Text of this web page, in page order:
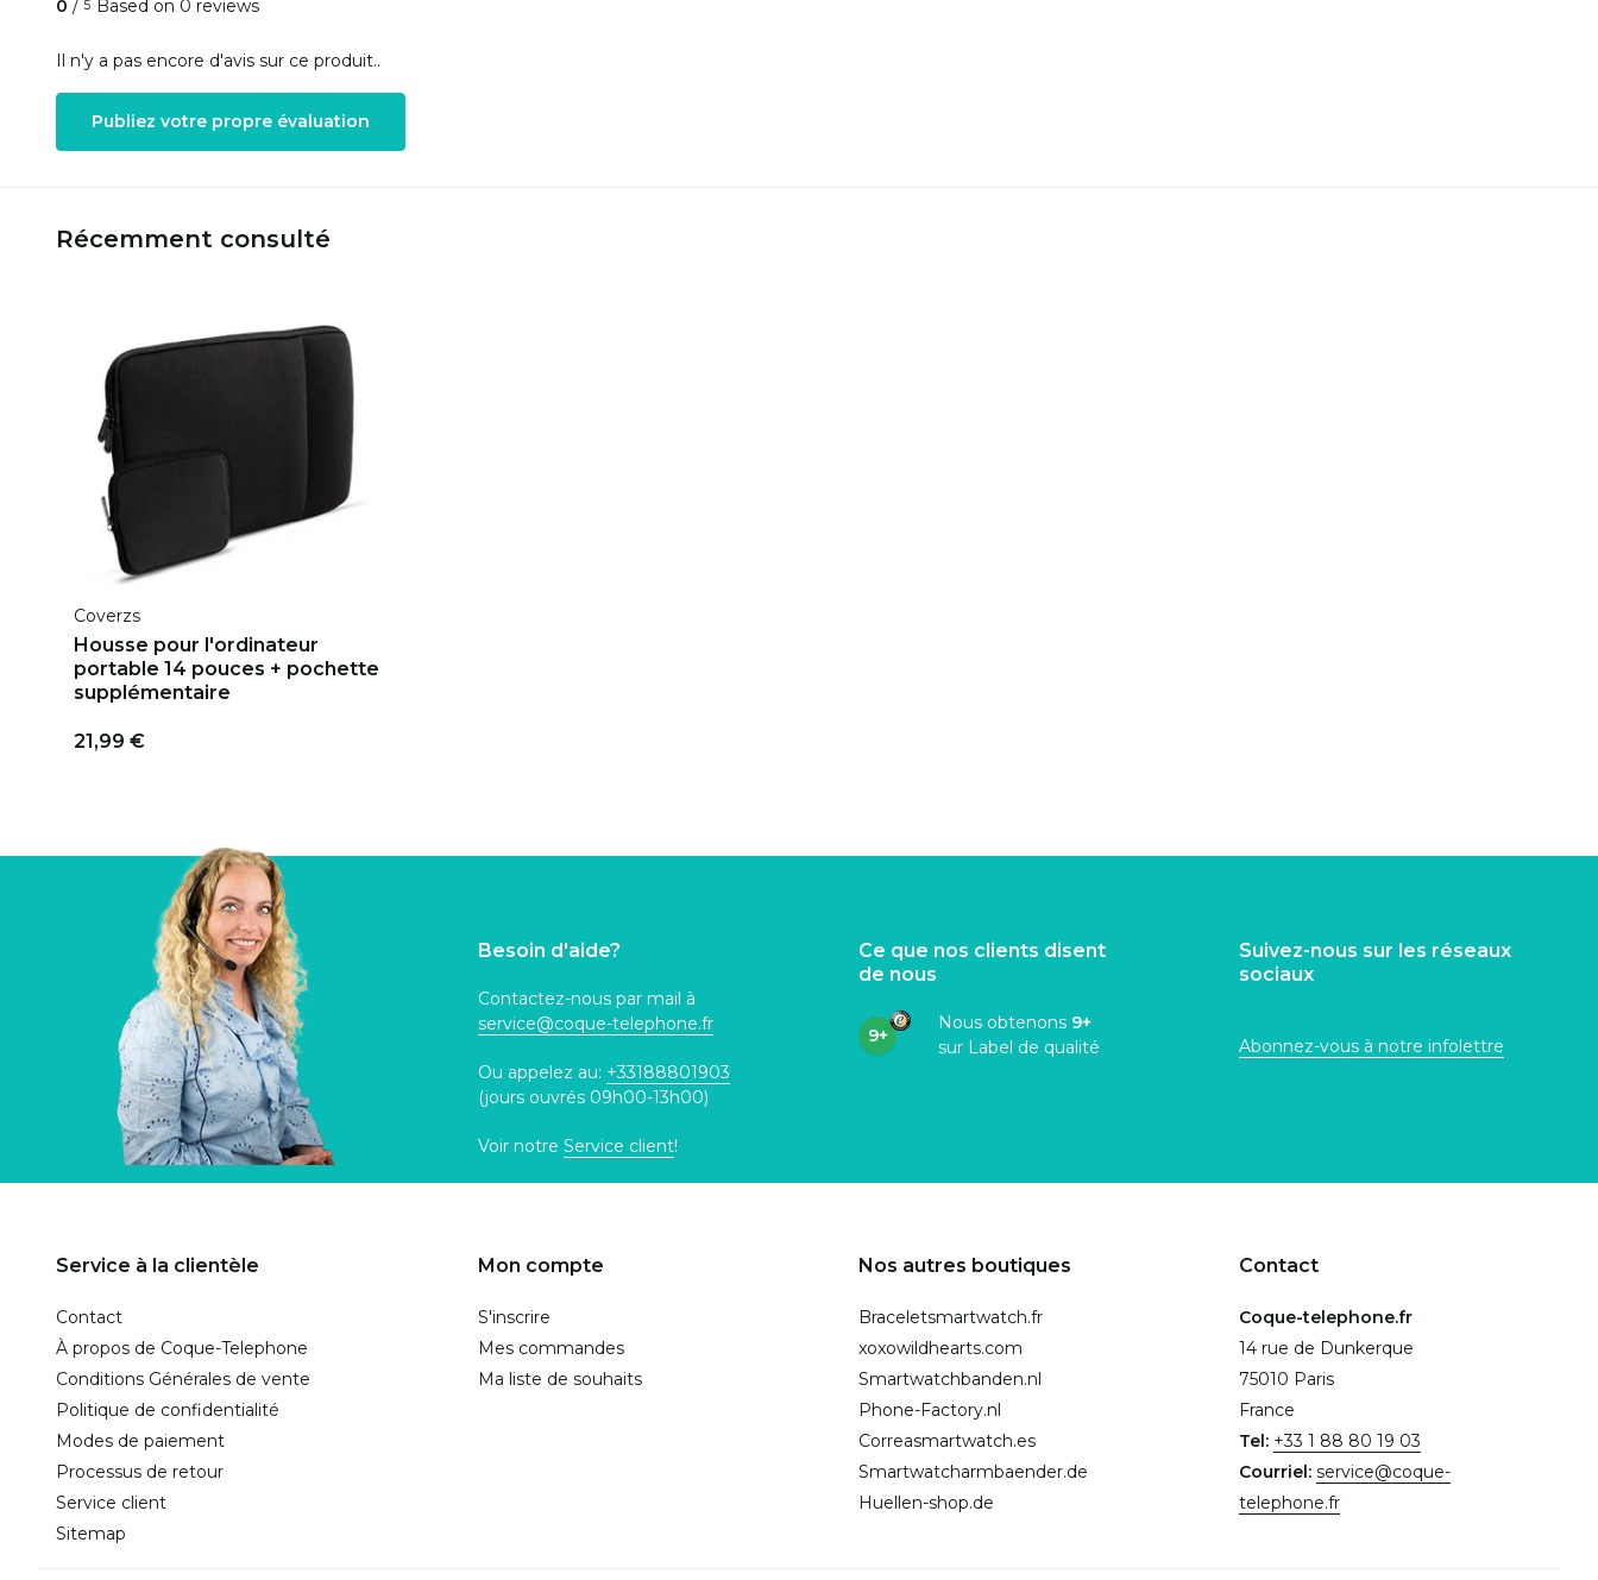
0 / 5 Based on 0 reviews
Il n'y a pas encore d'avis sur ce produit..
Publiez votre propre évaluation
Récemment consulté
Coverzs
Housse pour l'ordinateur
portable 14 pouces + pochette
supplémentaire
21,99 €
Besoin d'aide?
Contactez-nous par mail à
service@coque-telephone.fr
Ou appelez au: +33188801903
(jours ouvrés 09h00-13h00)
Voir notre Service client!
Ce que nos clients disent
de nous
9+
Nous obtenons 9+
sur Label de qualité
Suivez-nous sur les réseaux
sociaux
Abonnez-vous à notre infolettre
Service à la clientèle
Contact
À propos de Coque-Telephone
Conditions Générales de vente
Politique de confidentialité
Modes de paiement
Processus de retour
Service client
Sitemap
Mon compte
S'inscrire
Mes commandes
Ma liste de souhaits
Nos autres boutiques
Braceletsmartwatch.fr
xoxowildhearts.com
Smartwatchbanden.nl
Phone-Factory.nl
Correasmartwatch.es
Smartwatcharmbaender.de
Huellen-shop.de
Contact
Coque-telephone.fr
14 rue de Dunkerque
75010 Paris
France
Tel: +33 1 88 80 19 03
Courriel: service@coque-
telephone.fr